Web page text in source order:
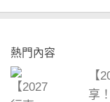
熱門內容
【
享